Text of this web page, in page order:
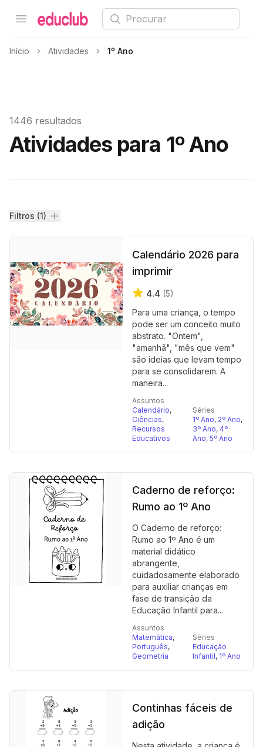
Open menu
Educlub Procurar
Início Atividades 1º Ano
1446 resultados
Atividades para 1º Ano
Filtros
Filtros (1)
Calendário 2026 para
imprimir
4.4 (5)
Para uma criança, o tempo
pode ser um conceito muito
abstrato. "Ontem",
"amanhã", "mês que vem"
são ideias que levam tempo
para se consolidarem. A
maneira...
Assuntos
Calendário,
Ciências,
Recursos
Educativos
Séries
1º Ano, 2º Ano,
3º Ano, 4º
Ano, 5º Ano
Caderno de reforço:
Rumo ao 1º Ano
O Caderno de reforço:
Rumo ao 1º Ano é um
material didático
abrangente,
cuidadosamente elaborado
para auxiliar crianças em
fase de transição da
Educação Infantil para...
Assuntos
Matemática,
Português,
Geometria
Séries
Educação
Infantil, 1º Ano
Continhas fáceis de
adição